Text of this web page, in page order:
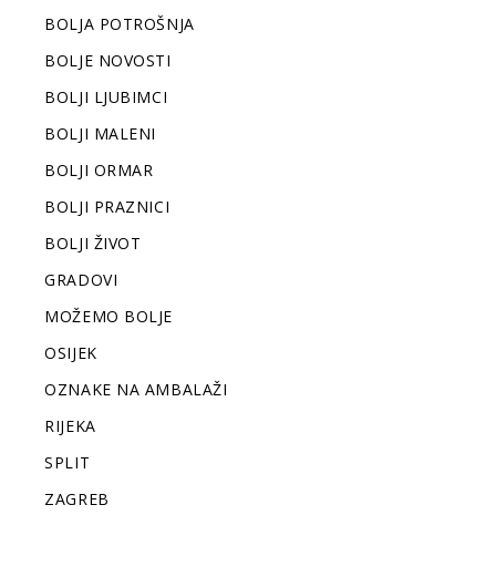
BOLJA POTROŠNJA
BOLJE NOVOSTI
BOLJI LJUBIMCI
BOLJI MALENI
BOLJI ORMAR
BOLJI PRAZNICI
BOLJI ŽIVOT
GRADOVI
MOŽEMO BOLJE
OSIJEK
OZNAKE NA AMBALAŽI
RIJEKA
SPLIT
ZAGREB